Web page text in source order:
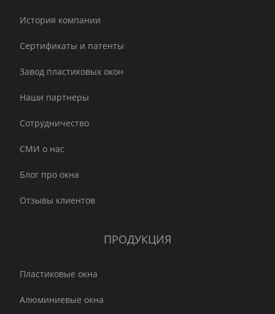
История компании
Сертификаты и патенты
Завод пластиковых окон
Наши партнеры
Сотрудничество
СМИ о нас
Блог про окна
Отзывы клиентов
ПРОДУКЦИЯ
Пластиковые окна
Алюминиевые окна